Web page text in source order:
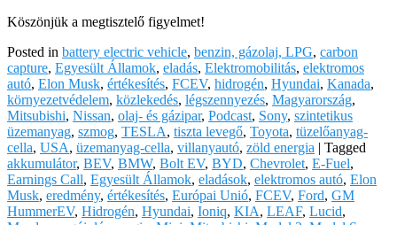
Köszönjük a megtisztelő figyelmet!
Posted in battery electric vehicle, benzin, gázolaj, LPG, carbon
capture, Egyesült Államok, eladás, Elektromobilitás, elektromos
autó, Elon Musk, értékesítés, FCEV, hidrogén, Hyundai, Kanada,
környezetvédelem, közlekedés, légszennyezés, Magyarország,
Mitsubishi, Nissan, olaj- és gázipar, Podcast, Sony, szintetikus
üzemanyag, szmog, TESLA, tiszta levegő, Toyota, tüzelőanyag-
cella, USA, üzemanyag-cella, villanyautó, zöld energia | Tagged
akkumulátor, BEV, BMW, Bolt EV, BYD, Chevrolet, E-Fuel,
Earnings Call, Egyesült Államok, eladások, elektromos autó, Elon
Musk, eredmény, értékesítés, Európai Unió, FCEV, Ford, GM
HummerEV, Hidrogén, Hyundai, Ioniq, KIA, LEAF, Lucid,